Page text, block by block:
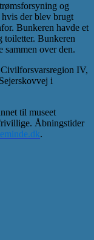
og
der blev brugt
Bunkeren havde et
toiletter. Bunkeren
sammen over den.
IV,
i
til museet
Åbningstider
.